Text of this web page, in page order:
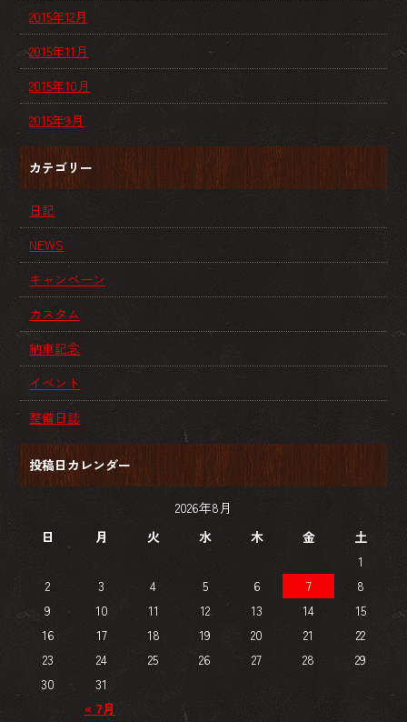
2015年12月
2015年11月
2015年10月
2015年9月
カテゴリー
日記
NEWS
キャンペーン
カスタム
納車記念
イベント
整備日誌
投稿日カレンダー
2026年8月
日
月 火 水 木 金 土
« 7月
1
2
3 4 5 6 7
8
9
10 11 12 13 14
15
16
17 18 19 20 21
22
23
24 25 26 27 28
29
30
31